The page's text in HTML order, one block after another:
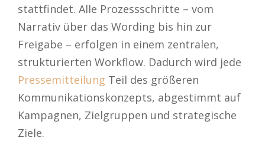
stattfindet. Alle Prozessschritte – vom
Narrativ über das Wording bis hin zur
Freigabe – erfolgen in einem zentralen,
strukturierten Workflow. Dadurch wird jede
Pressemitteilung Teil des größeren
Kommunikationskonzepts, abgestimmt auf
Kampagnen, Zielgruppen und strategische
Ziele.